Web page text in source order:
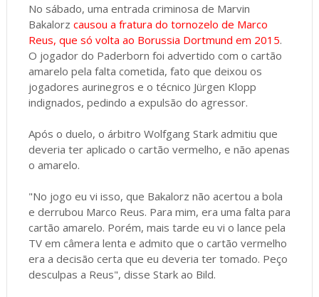
No sábado, uma entrada criminosa de Marvin
Bakalorz causou a fratura do tornozelo de Marco
Reus, que só volta ao Borussia Dortmund em 2015.
O jogador do Paderborn foi advertido com o cartão
amarelo pela falta cometida, fato que deixou os
jogadores aurinegros e o técnico Jürgen Klopp
indignados, pedindo a expulsão do agressor.
Após o duelo, o árbitro Wolfgang Stark admitiu que
deveria ter aplicado o cartão vermelho, e não apenas
o amarelo.
"No jogo eu vi isso, que Bakalorz não acertou a bola
e derrubou Marco Reus. Para mim, era uma falta para
cartão amarelo. Porém, mais tarde eu vi o lance pela
TV em câmera lenta e admito que o cartão vermelho
era a decisão certa que eu deveria ter tomado. Peço
desculpas a Reus", disse Stark ao Bild.